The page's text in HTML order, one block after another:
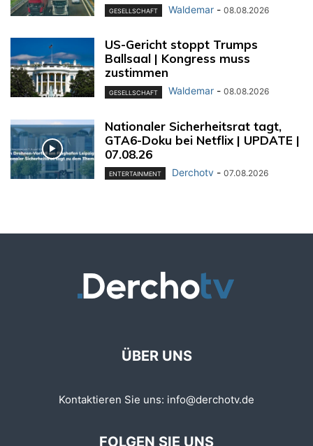
GESELLSCHAFT Waldemar - 08.08.2026
US-Gericht stoppt Trumps
Ballsaal | Kongress muss
zustimmen
GESELLSCHAFT Waldemar - 08.08.2026
Nationaler Sicherheitsrat tagt,
GTA6-Doku bei Netflix | UPDATE |
07.08.26
ENTERTAINMENT Derchotv - 07.08.2026
ÜBER UNS
Kontaktieren Sie uns: info@derchotv.de
FOLGEN SIE UNS